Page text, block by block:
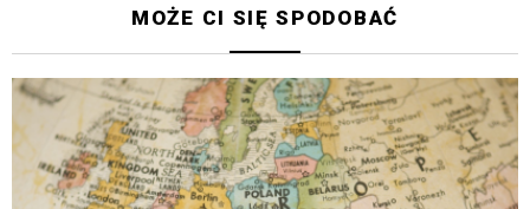
MOŻE CI SIĘ SPODOBAĆ